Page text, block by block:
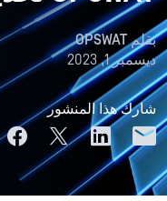
بقلمOPSWAT
ديسمبر 1, 2023
شارك هذا المنشور